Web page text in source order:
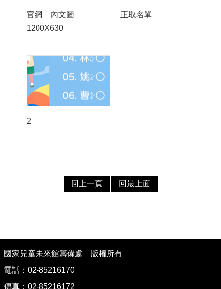
官網＿內文圖＿
1200X630
正取名單
2
回上一頁 回最上面
國家兒童未來館籌備處 版權所有
電話：02-85216170
傳真：02-85216172